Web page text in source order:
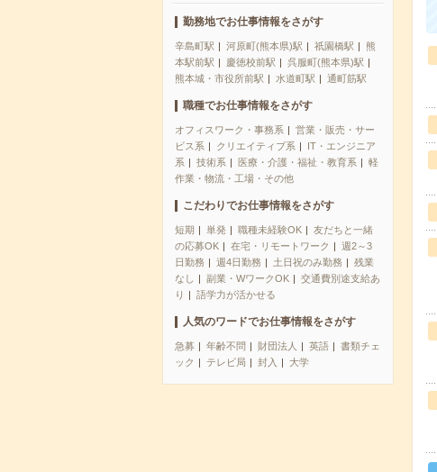
勤務地でお仕事情報をさがす
辛島町駅 河原町(熊本県)駅 祇園橋駅
熊
本駅前駅
慶徳校前駅
呉服町(熊本県)駅
熊本城・市役所前駅
水道町駅 通町筋駅
職種でお仕事情報をさがす
オフィスワーク・事務系
営業・販売・サー
ビス系
クリエイティブ系
IT・エンジニア
系
技術系 医療・介護・福祉・教育系
軽
作業・物流・工場・その他
こだわりでお仕事情報をさがす
短期 単発 職種未経験OK
友だちと一緒
の応募OK
在宅・リモートワーク
週2～3
日勤務
週4日勤務 土日祝のみ勤務
残業
なし
副業・WワークOK
交通費別途支給あ
り
語学力が活かせる
人気のワードでお仕事情報をさがす
急募 年齢不問 財団法人 英語
書類チェ
ック
テレビ局 封入 大学